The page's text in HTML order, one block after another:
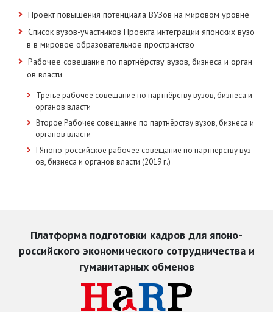
Проект повышения потенциала ВУЗов на мировом уровне
Список вузов-участников Проекта интеграции японских вузо
в в мировое образовательное пространство
Рабочее совещание по партнёрству вузов, бизнеса и орган
ов власти
Третье рабочее совещание по партнёрству вузов, бизнеса и
органов власти
Второе Рабочее совещание по партнёрству вузов, бизнеса и
органов власти
I Японо-российское рабочее совещание по партнёрству вуз
ов, бизнеса и органов власти (2019 г.)
Платформа подготовки кадров для японо-
российского экономического сотрудничества и
гуманитарных обменов